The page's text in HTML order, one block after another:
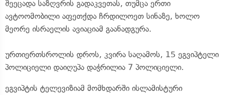
შეეცადა საზღვრის გადაკვეთას, თუმცა ერთი
ავტოომობილი აფეთქდა ჩრდილოეთ სინაზე, ხოლო
მეორე ისრაელის ავიაციამ გაანადგურა.
ურთიერთსროლის დროს, კვირა საღამოს, 15 ეგვიპტელი
პოლიციელი დაიღუპა დაჭრილია 7 პოლიციელი.
ეგვიპტის ტელევიზიამ მომხდარში ისლამისტური